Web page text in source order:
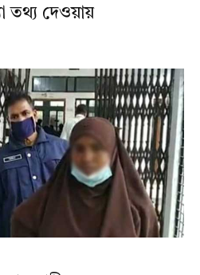
তথ্য দেওয়ায়